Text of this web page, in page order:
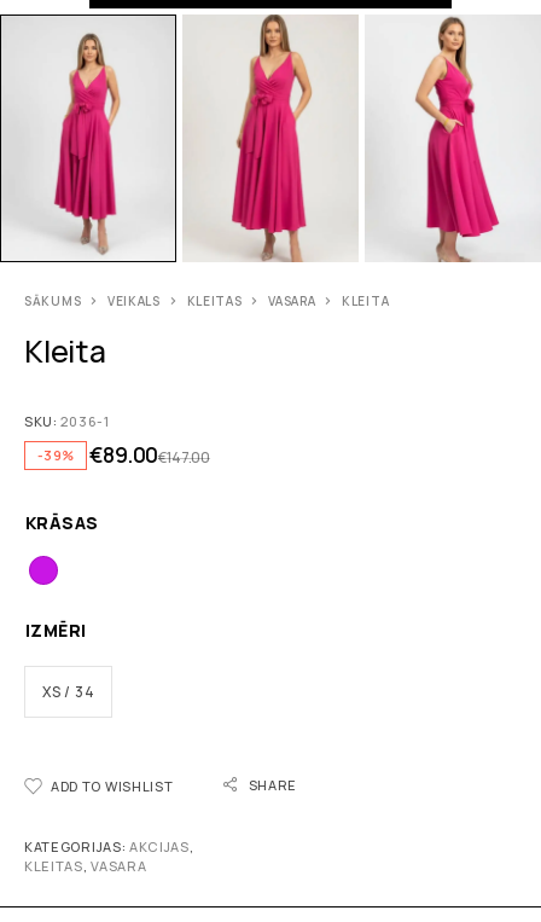
SĀKUMS VEIKALS KLEITAS VASARA KLEITA
Kleita
SKU:2036-1
-39%
€147.00
€89.00
KRĀSAS
IZMĒRI
XS / 34
ADD TO WISHLIST SHARE
KATEGORIJAS: AKCIJAS
KLEITAS ,VASARA